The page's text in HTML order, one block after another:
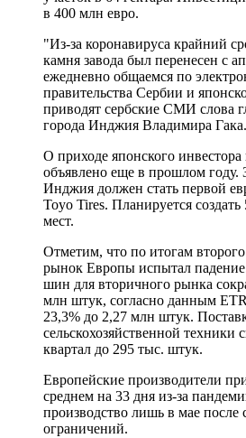
в 400 млн евро.
"Из-за коронавируса крайний
камня завода был перенесен с
ежедневно общаемся по
правительства Сербии и
приводят сербские СМИ слова
города Инджия Владимира Гака.
О приходе японского
объявлено еще в прошлом году.
Инджия должен стать первой
Toyo Tires. Планируется
мест.
Отметим, что по итогам
рынок Европы испытал
шин для вторичного рынка
млн штук, согласно данным
23,3% до 2,27 млн штук.
сельскохозяйственной техники
квартал до 295 тыс. штук.
Европейские производители
среднем на 33 дня из-за
производство лишь в мае после
ограничений.